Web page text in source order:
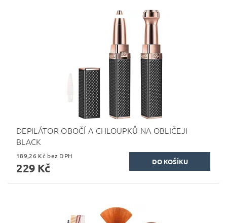
DEPILÁTOR OBOČÍ A CHLOUPKŮ NA OBLIČEJI
BLACK
189,26 Kč bez DPH
229 Kč